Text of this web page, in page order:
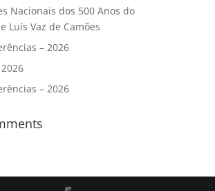
Nacionais dos 500 Anos do
Luís Vaz de Camões
– 2026
– 2026